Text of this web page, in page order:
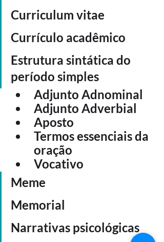
Curriculum vitae
Currículo acadêmico
Estrutura sintática do
período simples
Adjunto Adnominal
Adjunto Adverbial
Aposto
Termos essenciais da
oração
Vocativo
Meme
Memorial
Narrativas psicológicas